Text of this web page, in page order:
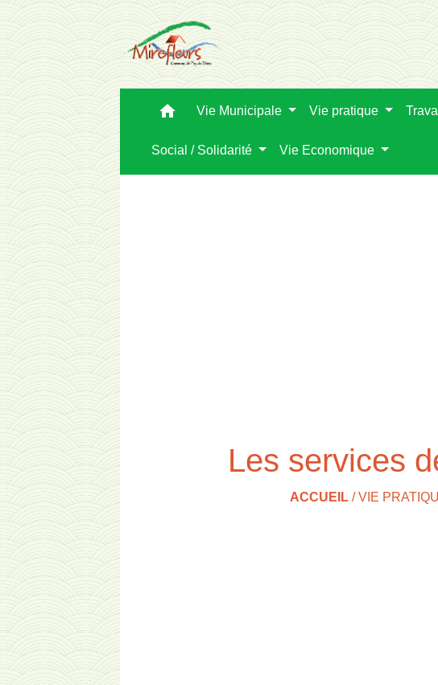
home Vie Municipale Vie pratique
Social / Solidarité Vie Economique
Les services
ACCUEIL /VIE